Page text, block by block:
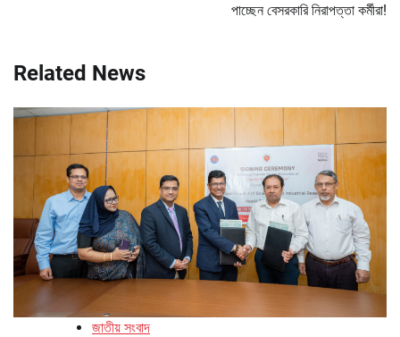
পাচ্ছেন বেসরকারি নিরাপত্তা কর্মীরা!
Related News
জাতীয় সংবাদ